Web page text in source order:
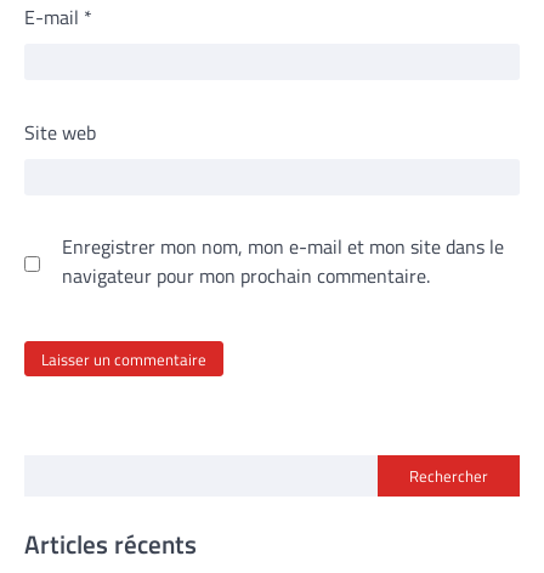
E-mail *
Site web
Enregistrer mon nom, mon e-mail et mon site dans le
navigateur pour mon prochain commentaire.
Rechercher
Articles récents